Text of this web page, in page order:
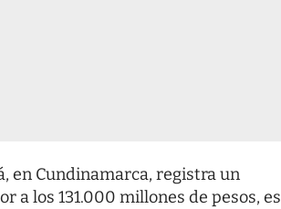
en Cundinamarca, registra un
a los 131.000 millones de pesos, es